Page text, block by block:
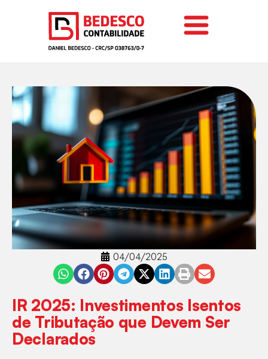
04/04/2025
IR 2025: Investimentos Isentos
de Tributação que Devem Ser
Declarados